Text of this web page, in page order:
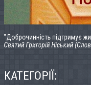
"Доброчинність підтримує
Святий Григорій Ніський
КАТЕГОРІЇ: